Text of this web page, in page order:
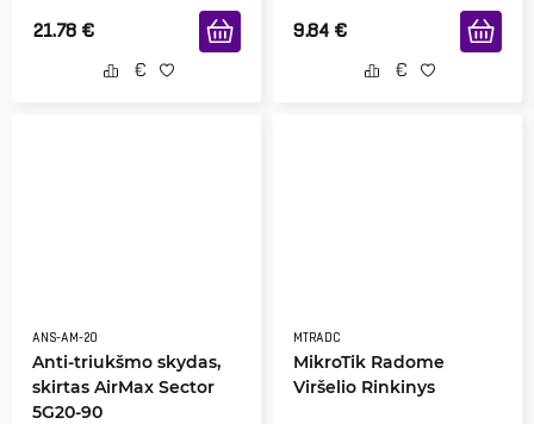
21.78 € 9.84 €
ANS-AM-20
Anti-triukšmo skydas,
skirtas AirMax Sector
5G20-90
MTRADC
MikroTik Radome
Viršelio Rinkinys